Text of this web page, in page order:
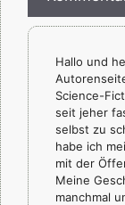
Hallo und
Science-
seit jeher
selbst zu
habe ich
mit der
Meine
manchmal